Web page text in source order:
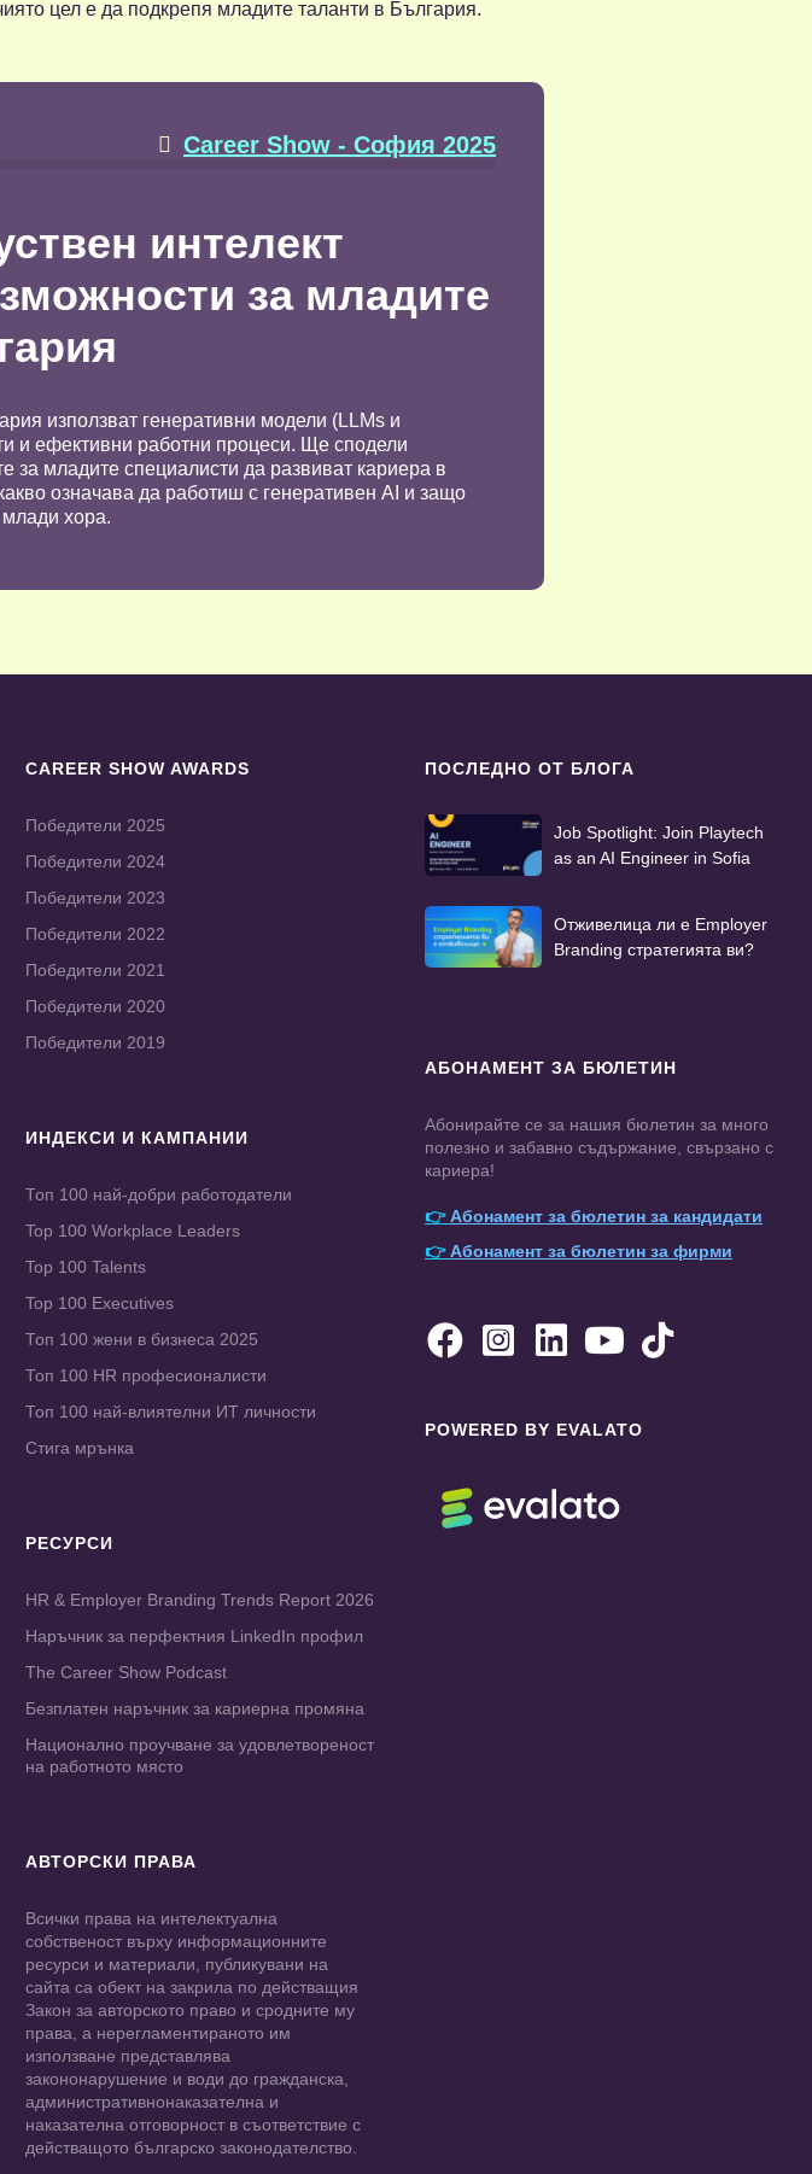
цел е да подкрепя младите таланти в България.
 Career Show - София 2025
интелект
за младите
използват генеративни модели (LLMs и
и ефективни работни процеси. Ще сподели
за младите специалисти да развиват кариера в
означава да работиш с генеративен AI и защо
хора.
CAREER SHOW AWARDS
Победители 2025
Победители 2024
Победители 2023
Победители 2022
Победители 2021
Победители 2020
Победители 2019
ИНДЕКСИ И КАМПАНИИ
Топ 100 най-добри работодатели
Top 100 Workplace Leaders
Top 100 Talents
Top 100 Executives
Топ 100 жени в бизнеса 2025
Топ 100 HR професионалисти
Топ 100 най-влиятелни ИТ личности
Стига мрънка
РЕСУРСИ
HR & Employer Branding Trends Report 2026
Наръчник за перфектния LinkedIn профил
The Career Show Podcast
Безплатен наръчник за кариерна промяна
Национално проучване за удовлетвореност
на работното място
АВТОРСКИ ПРАВА
Всички права на интелектуална
собственост върху информационните
ресурси и материали, публикувани на
сайта са обект на закрила по действащия
Закон за авторското право и сродните му
права, а нерегламентираното им
използване представлява
закононарушение и води до гражданска,
административнонаказателна и
наказателна отговорност в съответствие с
действащото българско законодателство.
ПОСЛЕДНО ОТ БЛОГА
Job Spotlight: Join Playtech
as an AI Engineer in Sofia
Отживелица ли е Employer
Branding стратегията ви?
АБОНАМЕНТ ЗА БЮЛЕТИН
Абонирайте се за нашия бюлетин за много
полезно и забавно съдържание, свързано с
кариера!
👉Абонамент за бюлетин за кандидати
👉Абонамент за бюлетин за фирми
    
POWERED BY EVALATO